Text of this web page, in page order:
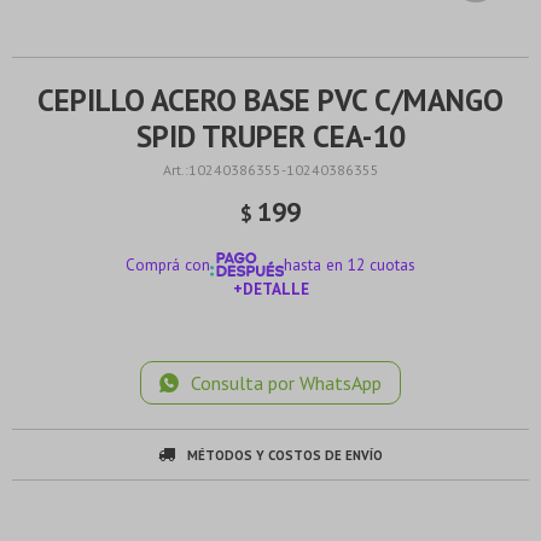
CEPILLO ACERO BASE PVC C/MANGO
SPID TRUPER CEA-10
10240386355-10240386355
$ 199
Comprá con
hasta en 12 cuotas
+DETALLE
Consulta por WhatsApp
MÉTODOS Y COSTOS DE ENVÍO